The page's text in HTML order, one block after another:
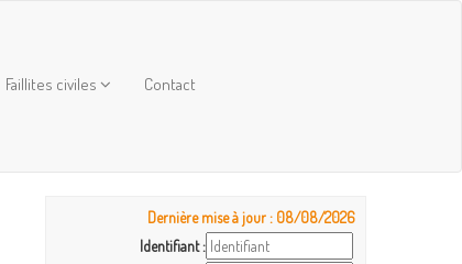
Faillites civiles Contact
Dernière mise à jour : 08/08/2026
Identifiant :